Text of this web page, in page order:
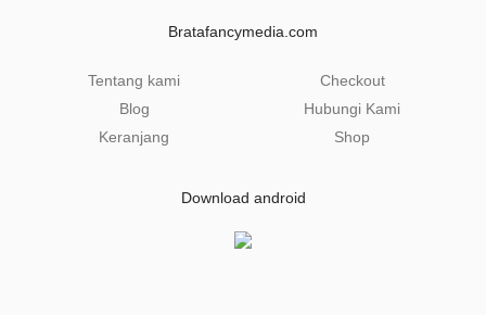
Bratafancymedia.com
Tentang kami
Blog
Keranjang
Checkout
Hubungi Kami
Shop
Download android